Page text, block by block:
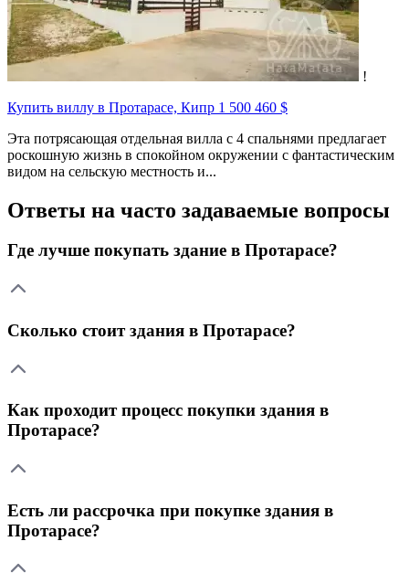
!
Купить виллу в Протарасе, Кипр 1 500 460 $
Эта потрясающая отдельная вилла с 4 спальнями предлагает
роскошную жизнь в спокойном окружении с фантастическим
видом на сельскую местность и...
Ответы на часто задаваемые вопросы
Где лучше покупать здание в Протарасе?
Сколько стоит здания в Протарасе?
Как проходит процесс покупки здания в
Протарасе?
Есть ли рассрочка при покупке здания в
Протарасе?